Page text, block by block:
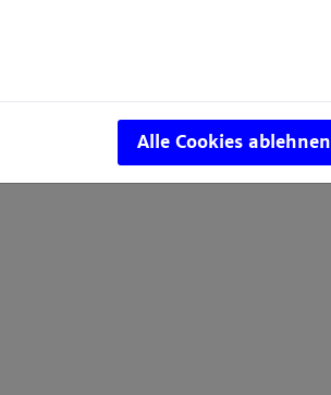
Alle Cookies ablehnen